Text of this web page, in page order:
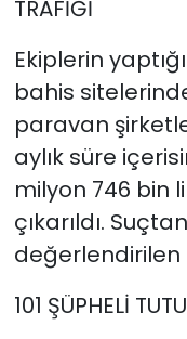
TRAFİĞİ
Ekiplerin
bahis
paravan
aylık süre
milyon 746 bin
çıkarıldı.
değerlendirilen
101 ŞÜPHELİ